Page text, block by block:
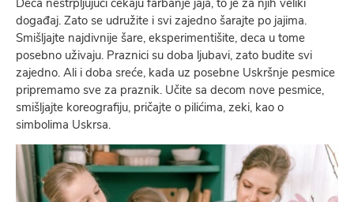
događaj. Zato se udružite i svi zajedno šarajte po jajima.
Smišljajte najdivnije šare, eksperimentišite, deca u tome
posebno uživaju. Praznici su doba ljubavi, zato budite svi
zajedno. Ali i doba sreće, kada uz posebne Uskršnje pesmice
pripremamo sve za praznik. Učite sa decom nove pesmice,
smišljajte koreografiju, pričajte o pilićima, zeki, kao o
simbolima Uskrsa.